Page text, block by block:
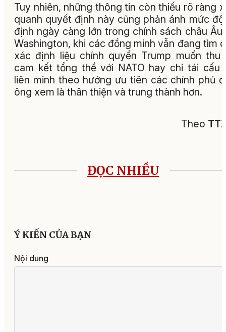
Tuy nhiên, những thông tin còn thiếu rõ ràng
quanh quyết định này cũng phản ánh mức
định ngày càng lớn trong chính sách châu Âu
Washington, khi các đồng minh vẫn đang tìm
xác định liệu chính quyền Trump muốn thu
cam kết tổng thể với NATO hay chỉ tái cấu
liên minh theo hướng ưu tiên các chính phủ
ông xem là thân thiện và trung thành hơn.
Theo
ĐỌC NHIỀU
Ý KIẾN CỦA BẠN
Nội dung